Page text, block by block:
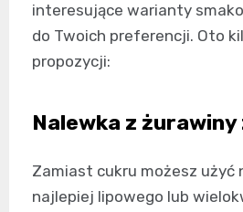
interesujące warianty
do Twoich preferencji. Oto
propozycji:
Nalewka z żurawiny
Zamiast cukru możesz użyć
najlepiej lipowego lub